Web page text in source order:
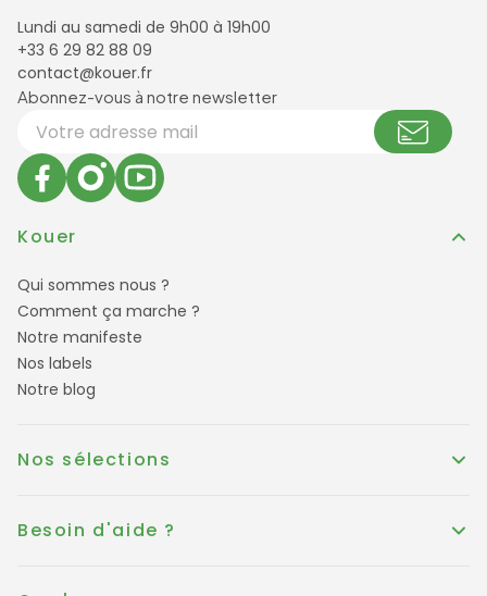
Lundi au samedi de 9h00 à 19h00
+33 6 29 82 88 09
contact@kouer.fr
Newsletter et réseaux sociaux
Abonnez-vous à notre newsletter
Votre adresse email
Kouer
Qui sommes nous ?
Comment ça marche ?
Notre manifeste
Nos labels
Notre blog
Nos sélections
Besoin d'aide ?